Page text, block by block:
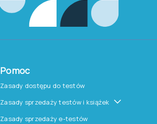
Pomoc
Zasady dostępu do testów
Zasady sprzedaży testów i książek
Zasady sprzedaży e-testów